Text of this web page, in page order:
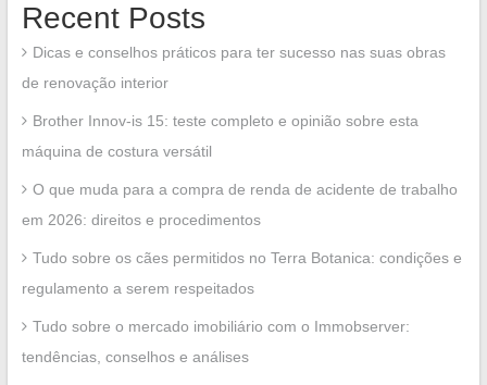
Recent Posts
Dicas e conselhos práticos para ter sucesso nas suas obras
de renovação interior
Brother Innov-is 15: teste completo e opinião sobre esta
máquina de costura versátil
O que muda para a compra de renda de acidente de trabalho
em 2026: direitos e procedimentos
Tudo sobre os cães permitidos no Terra Botanica: condições e
regulamento a serem respeitados
Tudo sobre o mercado imobiliário com o Immobserver:
tendências, conselhos e análises